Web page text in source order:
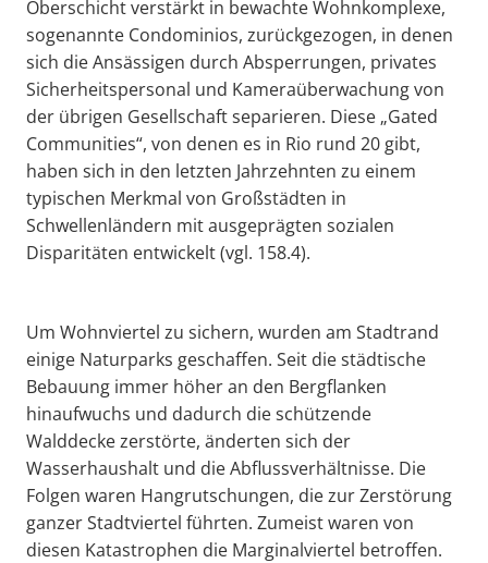
Oberschicht verstärkt in bewachte Wohnkomplexe,
sogenannte Condominios, zurückgezogen, in denen
sich die Ansässigen durch Absperrungen, privates
Sicherheitspersonal und Kameraüberwachung von
der übrigen Gesellschaft separieren. Diese „Gated
Communities“, von denen es in Rio rund 20 gibt,
haben sich in den letzten Jahrzehnten zu einem
typischen Merkmal von Großstädten in
Schwellenländern mit ausgeprägten sozialen
Disparitäten entwickelt (vgl. 158.4).
Um Wohnviertel zu sichern, wurden am Stadtrand
einige Naturparks geschaffen. Seit die städtische
Bebauung immer höher an den Bergflanken
hinaufwuchs und dadurch die schützende
Walddecke zerstörte, änderten sich der
Wasserhaushalt und die Abflussverhältnisse. Die
Folgen waren Hangrutschungen, die zur Zerstörung
ganzer Stadtviertel führten. Zumeist waren von
diesen Katastrophen die Marginalviertel betroffen.